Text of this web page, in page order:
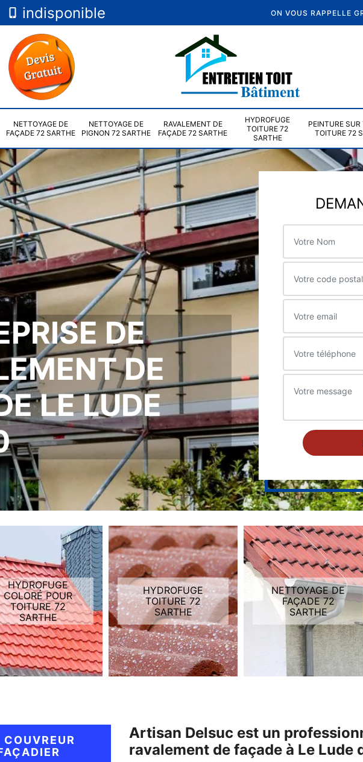
indisponible ON VOUS RAPPELLE
NETTOYAGE DE
FAÇADE 72 SARTHE
NETTOYAGE DE
PIGNON 72 SARTHE
RAVALEMENT DE
FAÇADE 72 SARTHE
HYDROFUGE
TOITURE 72
SARTHE
PEINTURE SUR
TOITURE 72
DE
DE
LE LUDE
HYDROFUGE
COLORÉ POUR
TOITURE 72
SARTHE
HYDROFUGE
TOITURE 72
SARTHE
NETTOYAGE DE
FAÇADE 72
SARTHE
Artisan Delsuc est un
ravalement de façade à Le Lude